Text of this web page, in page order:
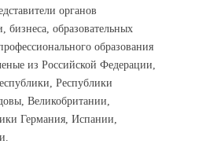
органов
бизнеса, образовательных
образования
из Российской Федерации,
Республики
Великобритании,
Германия, Испании,